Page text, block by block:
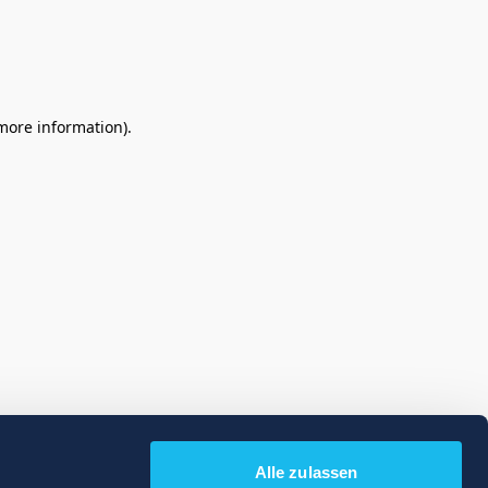
Alle zulassen
information).